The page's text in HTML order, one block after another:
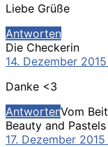
Liebe Grüße
Antworten
Die Checkerinsagt:
14. Dezember
Danke <3
AntwortenVom
Beauty and Pastels
17. Dezember